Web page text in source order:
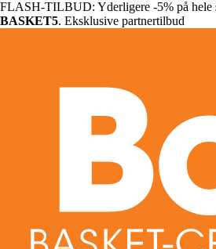
FLASH-TILBUD: Yderligere -5% på hele
BASKET5. Eksklusive partnertilbud